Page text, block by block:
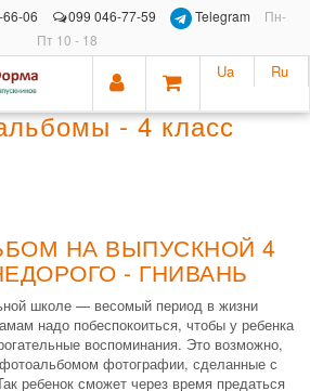
06 099 046-77-59 Telegram
Пн-
Пт 10 - 18
Ua Ru
- 4 класс
НА ВЫПУСКНОЙ 4
- ГНИВАНЬ
школе — весомый период в жизни
надо побеспокоиться, чтобы у ребенка
воспоминания. Это возможно,
фотографии, сделанные с
ребенок сможет через время предаться